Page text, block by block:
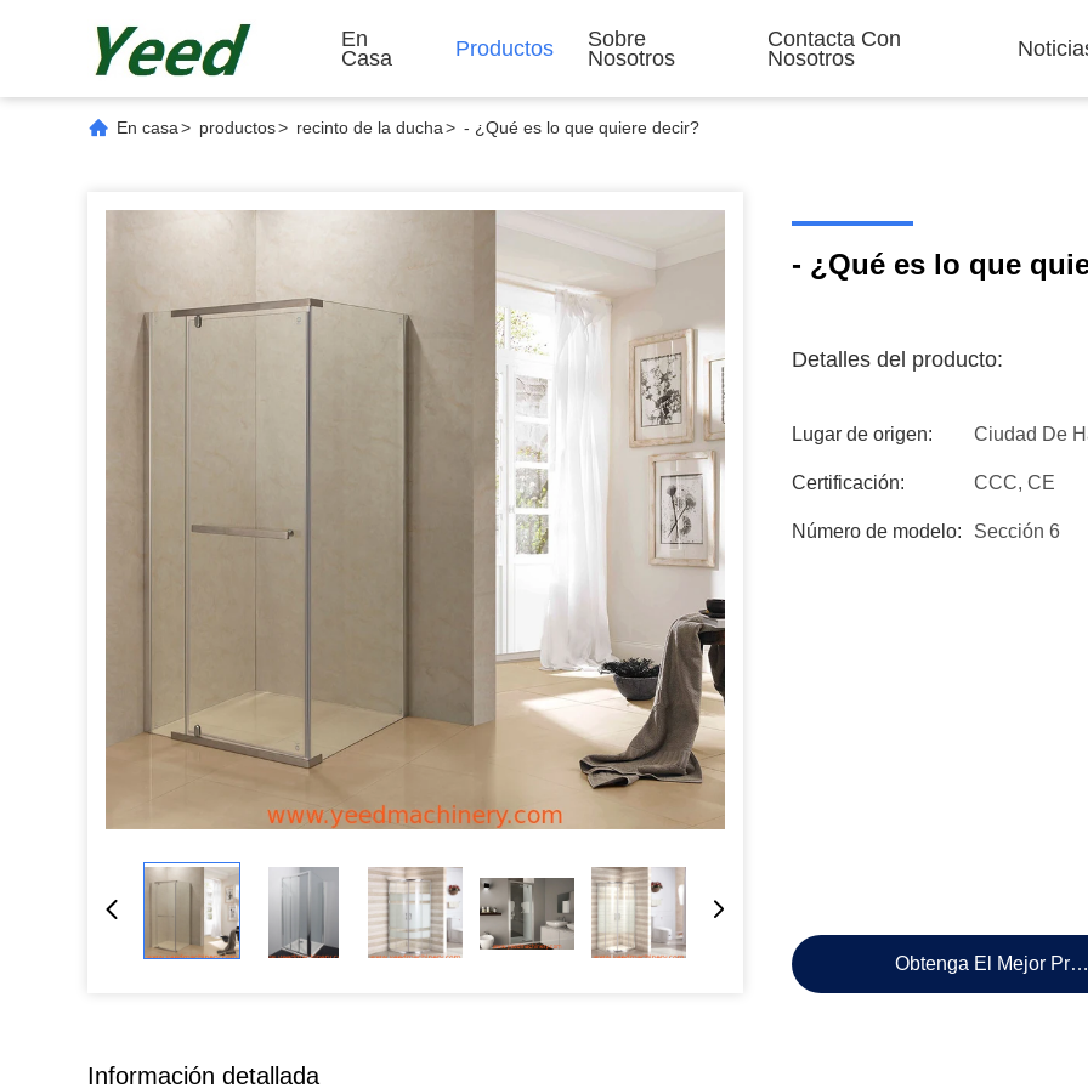
En
Casa
Productos
Sobre
Nosotros
Contacta Con
Nosotros
En casa> productos> recinto de la ducha> - ¿Qué es lo que quiere decir?
- ¿Qué es lo que
Detalles del producto:
Lugar de origen: Ciudad De
Certificación: CCC, CE
Número de modelo: Sección 6
Obtenga El Mejor
Información detallada